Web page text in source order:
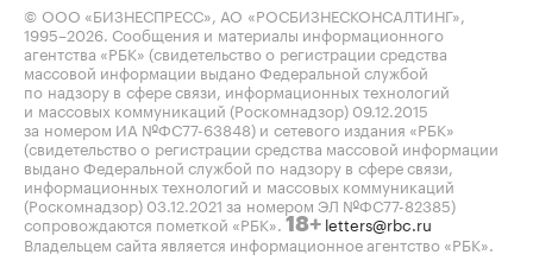
© ООО «БИЗНЕСПРЕСС», АО «РОСБИЗНЕСКОНСАЛТИНГ»,
1995–2026 . Сообщения и материалы информационного
агентства «РБК» (свидетельство о регистрации средства
массовой информации выдано Федеральной службой
по надзору в сфере связи, информационных технологий
и массовых коммуникаций (Роскомнадзор) 09.12.2015
за номером ИА №ФС77-63848) и сетевого издания «РБК»
(свидетельство о регистрации средства массовой информации
выдано Федеральной службой по надзору в сфере связи,
информационных технологий и массовых коммуникаций
(Роскомнадзор) 03.12.2021 за номером ЭЛ №ФС77-82385)
сопровождаются пометкой «РБК». 18+ letters@rbc.ru
Владельцем сайта является информационное агентство «РБК».